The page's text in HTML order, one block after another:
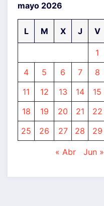
mayo 2026
L M X J V
1
4
5 6 7 8
11
12 13 14 15
18
19 20 21 22
25
26 27 28 29
« Abr Jun »